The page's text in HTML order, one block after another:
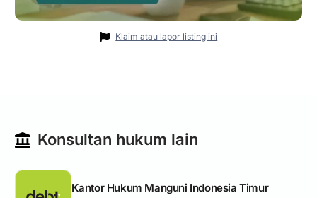
Klaim atau lapor listing ini
Konsultan hukum lain
Kantor Hukum Manguni Indonesia Timur